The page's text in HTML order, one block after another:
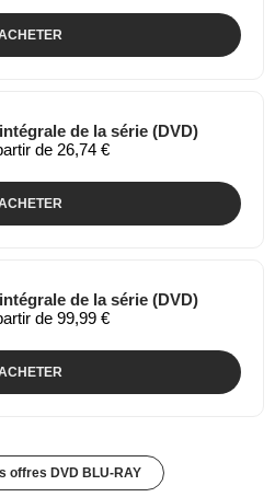
de la série (DVD)
de 26,74 €
de la série (DVD)
de 99,99 €
offres DVD BLU-RAY